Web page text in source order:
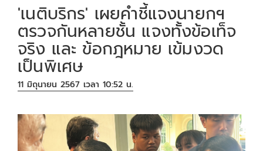
'เนติบริกร' เผยคำชี้แจงนายกฯ
ตรวจกันหลายชั้น แจงทั้งข้อเท็จ
จริง และ ข้อกฎหมาย เข้มงวด
เป็นพิเศษ
11 มิถุนายน 2567 เวลา 10:52 น.